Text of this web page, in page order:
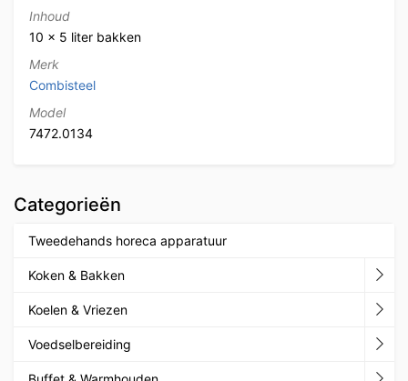
Inhoud
10 x 5 liter bakken
Merk
Combisteel
Model
7472.0134
Categorieën
Tweedehands horeca apparatuur
Koken & Bakken
Koelen & Vriezen
Voedselbereiding